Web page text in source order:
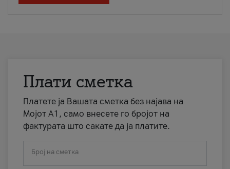
Плати сметка
Платете ја Вашата сметка без најава на
Мојот А1, само внесете го бројот на
фактурата што сакате да ја платите.
Број на сметка